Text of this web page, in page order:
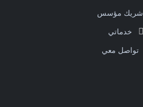
شريك مؤسس
خدماتي
تواصل معي